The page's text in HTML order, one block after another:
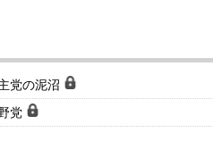
党の泥沼
党